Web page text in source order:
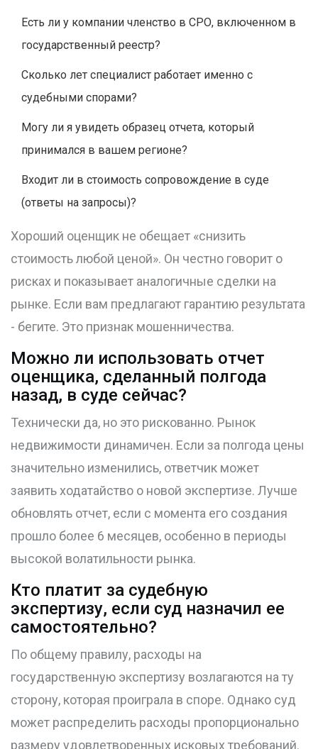
Есть ли у компании членство в СРО, включенном в
государственный реестр?
Сколько лет специалист работает именно с
судебными спорами?
Могу ли я увидеть образец отчета, который
принимался в вашем регионе?
Входит ли в стоимость сопровождение в суде
(ответы на запросы)?
Хороший оценщик не обещает «снизить
стоимость любой ценой». Он честно говорит о
рисках и показывает аналогичные сделки на
рынке. Если вам предлагают гарантию результата
- бегите. Это признак мошенничества.
Можно ли использовать отчет
оценщика, сделанный полгода
назад, в суде сейчас?
Технически да, но это рискованно. Рынок
недвижимости динамичен. Если за полгода цены
значительно изменились, ответчик может
заявить ходатайство о новой экспертизе. Лучше
обновлять отчет, если с момента его создания
прошло более 6 месяцев, особенно в периоды
высокой волатильности рынка.
Кто платит за судебную
экспертизу, если суд назначил ее
самостоятельно?
По общему правилу, расходы на
государственную экспертизу возлагаются на ту
сторону, которая проиграла в споре. Однако суд
может распределить расходы пропорционально
размеру удовлетворенных исковых требований.